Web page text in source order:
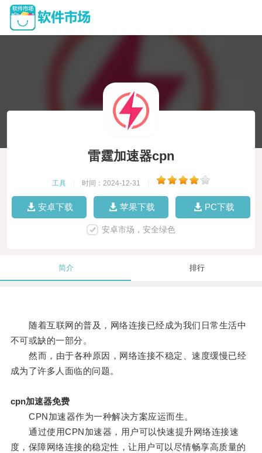
雷霆加速器cpn
工具 时间：2024-12-31
安卓下载 苹果下载 PC下载
安卓市场，安全绿色
简介 排行
随着互联网的普及，网络连接已经成为我们日常生活中
不可或缺的一部分。
然而，由于各种原因，网络连接不稳定、速度缓慢已经
成为了许多人面临的问题。
cpn加速器免费
CPN加速器作为一种解决方案应运而生。
通过使用CPN加速器，用户可以快速提升网络连接速
度，保障网络连接的稳定性，让用户可以尽情畅享高质量的